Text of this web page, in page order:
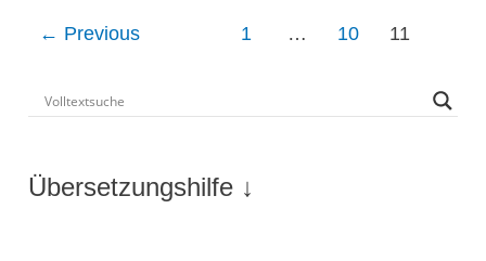
Uber,
Lizenzen
← Previous 1 … 10 11
Übersetzungshilfe ↓